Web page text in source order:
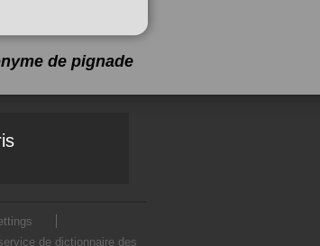
de pignade
de dictionnaire des